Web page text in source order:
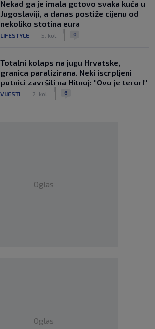
Nekad ga je imala gotovo svaka kuća u
Jugoslaviji, a danas postiže cijenu od
nekoliko stotina eura
LIFESTYLE 5. kol. 0
Totalni kolaps na jugu Hrvatske,
granica paralizirana. Neki iscrpljeni
putnici završili na Hitnoj: "Ovo je teror!"
VIJESTI 2. kol. 6
Oglas
Oglas